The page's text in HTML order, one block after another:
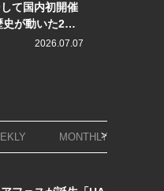
て国内初開催
が動いた2日
2026.07.07
MONTHLY